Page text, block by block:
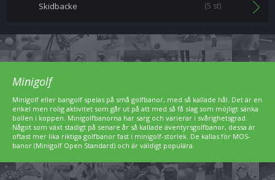
Skidbacke (5 st)
Minigolf
Minigolf eller bangolf spelas på små golfbanor, med så kallade hål. Det är en
enkel men rolig aktivitet som går ut på att med så få slag som möjligt sänka
bollen i koppen. Minigolfbanorna har sarg och varierar i svårighetsgrad.
Något som växt stadigt på senare år så kallade äventyrsgolfbanor, dessa är
oftast mer lika riktiga golfbanor fast i minigolf-storlek. De kallas för MOS-
banor (Minigolf Open Standard) och är väldigt populära.